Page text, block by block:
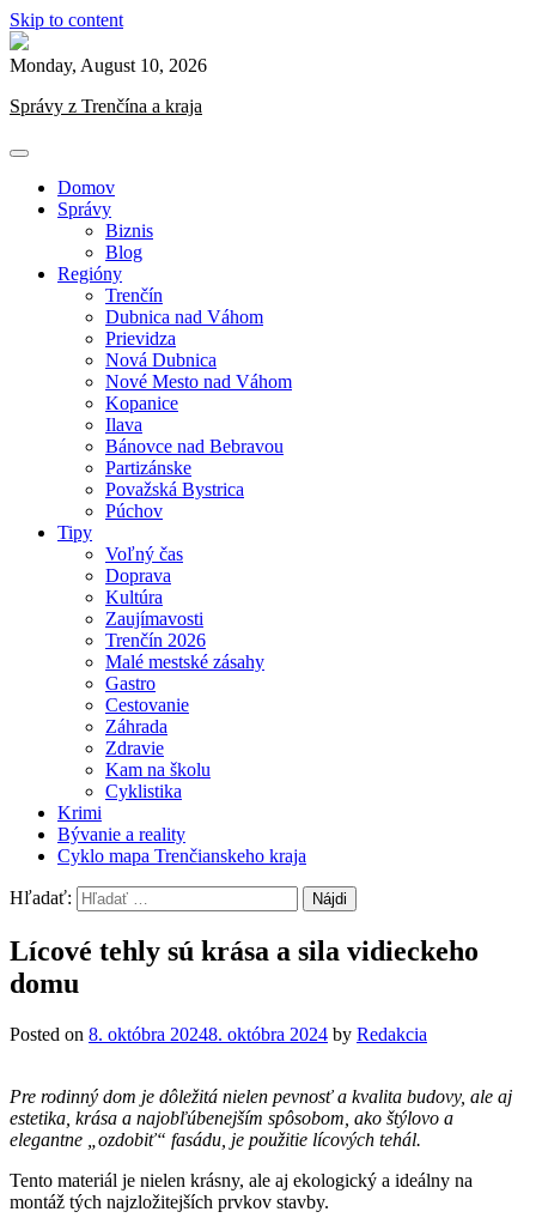
Skip to content
Monday, August 10, 2026
Správy z Trenčína a kraja
Domov
Správy
Biznis
Blog
Regióny
Trenčín
Dubnica nad Váhom
Prievidza
Nová Dubnica
Nové Mesto nad Váhom
Kopanice
Ilava
Bánovce nad Bebravou
Partizánske
Považská Bystrica
Púchov
Tipy
Voľný čas
Doprava
Kultúra
Zaujímavosti
Trenčín 2026
Malé mestské zásahy
Gastro
Cestovanie
Záhrada
Zdravie
Kam na školu
Cyklistika
Krimi
Bývanie a reality
Cyklo mapa Trenčianskeho kraja
Hľadať:
Lícové tehly sú krása a sila vidieckeho
domu
Posted on 8. októbra 20248. októbra 2024 by Redakcia
Pre rodinný dom je dôležitá nielen pevnosť a kvalita budovy, ale aj
estetika, krása a najobľúbenejším spôsobom, ako štýlovo a
elegantne „ozdobiť“ fasádu, je použitie lícových tehál.
Tento materiál je nielen krásny, ale aj ekologický a ideálny na
montáž tých najzložitejších prvkov stavby.